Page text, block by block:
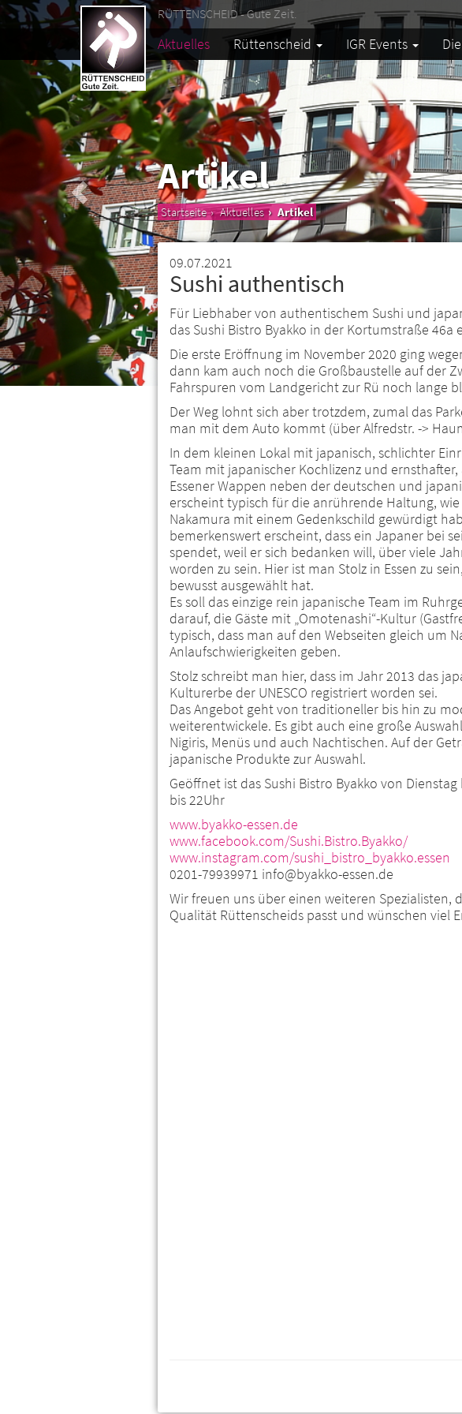
RÜTTENSCHEID - Gute Zeit.
Aktuelles Rüttenscheid IGR Events
Artikel
Startseite Aktuelles Artikel
09.07.2021
Sushi authentisch
Für Liebhaber von authentischem Sushi und
das Sushi Bistro Byakko in der Kortumstraße 46a
Die erste Eröffnung im November 2020 ging
dann kam auch noch die Großbaustelle auf der
Fahrspuren vom Landgericht zur Rü noch lange
Der Weg lohnt sich aber trotzdem, zumal das
man mit dem Auto kommt (über Alfredstr. ->
In dem kleinen Lokal mit japanisch, schlichter
Team mit japanischer Kochlizenz und
Essener Wappen neben der deutschen und
erscheint typisch für die anrührende Haltung, wie
Nakamura mit einem Gedenkschild gewürdigt
bemerkenswert erscheint, dass ein Japaner bei
spendet, weil er sich bedanken will, über viele
worden zu sein. Hier ist man Stolz in Essen zu
bewusst ausgewählt hat.
Es soll das einzige rein japanische Team im
darauf, die Gäste mit „Omotenashi“-Kultur
typisch, dass man auf den Webseiten gleich um
Anlaufschwierigkeiten geben.
Stolz schreibt man hier, dass im Jahr 2013 das
Kulturerbe der UNESCO registriert worden sei.
Das Angebot geht von traditioneller bis hin zu
weiterentwickele. Es gibt auch eine große
Nigiris, Menüs und auch Nachtischen. Auf der
japanische Produkte zur Auswahl.
Geöffnet ist das Sushi Bistro Byakko von
bis 22Uhr
www.byakko-essen.de
www.facebook.com/Sushi.Bistro.Byakko/
www.instagram.com/sushi_bistro_byakko.essen
0201-79939971 info@byakko-essen.de
Wir freuen uns über einen weiteren Spezialisten,
Qualität Rüttenscheids passt und wünschen viel